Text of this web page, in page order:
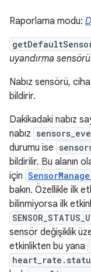
Raporlama modu:
uyandırma
Nabız sensörü,
bildirir.
Dakikadaki nabız
nabız
durumu ise
bildirilir. Bu alanın
için
bakın. Özellikle ilk
bilinmiyorsa ilk
sensör değişiklik
etkinlikten bu yana